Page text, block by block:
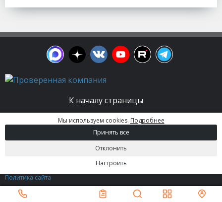
К началу страницы
© 2003 - 2026. Апельсин group | Группа
строительных компаний Все права защищены.
Вся информация на этом сайте носит
информационный характер и не является
публичной офертой, определяемой положениями
Политика сайта
Мы используем cookies. Подробнее
Принять все
Отклонить
Настроить